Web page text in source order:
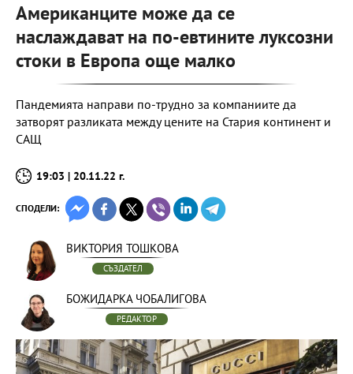
Американците може да се
наслаждават на по-евтините луксозни
стоки в Европа още малко
Пандемията направи по-трудно за компаниите да
затворят разликата между цените на Стария континент и
САЩ
19:03 | 20.11.22 г.
СПОДЕЛИ:
ВИКТОРИЯ ТОШКОВА
СЪЗДАТЕЛ
БОЖИДАРКА ЧОБАЛИГОВА
РЕДАКТОР